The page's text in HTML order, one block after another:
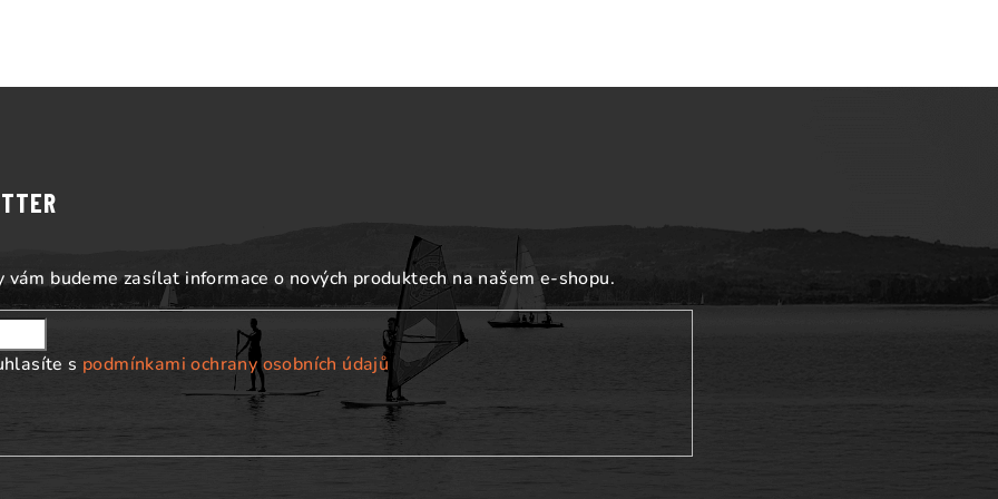
budeme zasílat informace o nových produktech na našem e-shopu.
s podmínkami ochrany osobních údajů